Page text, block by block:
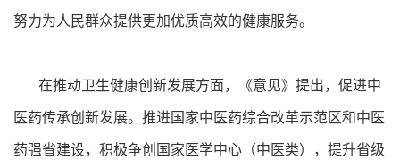
努力为人民群众提供更加优质高效的健康服务。
在推动卫生健康创新发展方面，《意见》提出，促进中
医药传承创新发展。推进国家中医药综合改革示范区和中医
药强省建设，积极争创国家医学中心（中医类），提升省级